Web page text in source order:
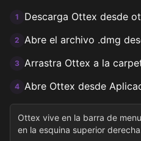
1 Descarga Ottex desde
2 Abre el archivo .dmg
3 Arrastra Ottex a la
4 Abre Ottex desde
Ottex vive en la barra de
en la esquina superior